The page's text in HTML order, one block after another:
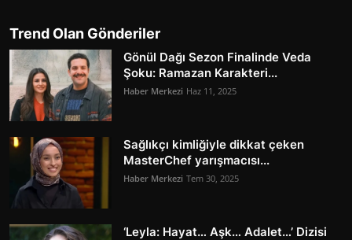
Trend Olan Gönderiler
Gönül Dağı Sezon Finalinde Veda
Şoku: Ramazan Karakteri...
Haber Merkezi Haz 11, 2025
Sağlıkçı kimliğiyle dikkat çeken
MasterChef yarışmacısı...
Haber Merkezi Tem 30, 2025
‘Leyla: Hayat… Aşk… Adalet…’ Dizisi